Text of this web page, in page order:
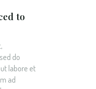
to
do
labore et
ad